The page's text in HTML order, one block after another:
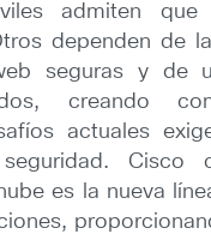
admiten
dependen de
seguras y de
creando
actuales
Cisco
es la nueva